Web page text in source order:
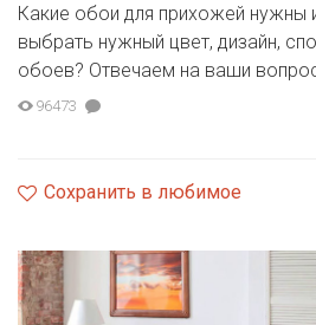
Какие обои для прихожей нужны
выбрать нужный цвет, дизайн,
обоев? Отвечаем на ваши
96473
Сохранить в любимое